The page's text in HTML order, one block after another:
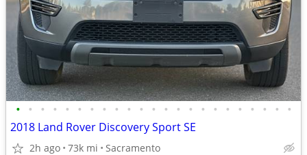
• • • • • • • • • • • • • • • • • • • • • • •
2018 Land Rover Discovery Sport SE
2h ago 73k mi Sacramento